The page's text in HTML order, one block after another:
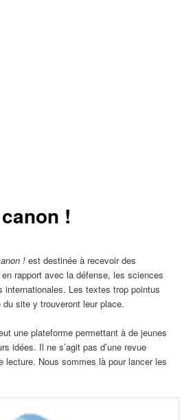
!
!est destinée à recevoir des
rapport avec la défense, les sciences
internationales. Les textes trop pointus
site y trouveront leur place.
une plateforme permettant à de jeunes
idées. Il ne s’agit pas d’une revue
lecture. Nous sommes là pour lancer les